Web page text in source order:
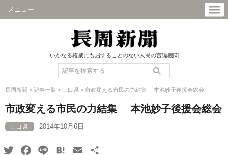
メニュー
いかなる権威にも屈することのない人民の言論機関
長周新聞 > 記事一覧 > 山口県 > 市政変える市民の力結集 本池妙子後援会総会
市政変える市民の力結集 本池妙子後援会総会
山口県 2014年10月6日
TwitterFacebook
Line HatenaEmail